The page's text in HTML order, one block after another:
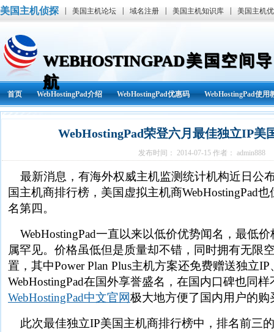
美国主机侦探 美国主机论坛 域名注册 美国主机知识库 美国主机
WEBHOSTINGPAD美国空间导
航
首页 WebHostingPad介绍 WebHostingPad优惠码 WebHostingPad使用
WebHostingPad资讯 其他
WebHostingPad荣登六月最佳独立IP美
发布时间： 2014-07-15 作者： admin888
最新消息，有海外权威主机监测统计机构近日公
国主机商排行榜，美国虚拟主机商WebHostingPad
名第四。
WebHostingPad一直以来以低价优势闻名，最低
属罕见。价格虽低但是质量却不错，同时拥有无限
置，其中Power Plan Plus主机方案还免费赠送独立
WebHostingPad在国外享誉盛名，在国内口碑也同
WebHostingPad中文官网极大地方便了国内用户的购
此次最佳独立IP美国主机商排行榜中，排名前三的